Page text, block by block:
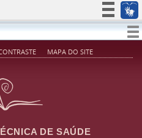
Simplifique!
Participe
MAPA DO SITE
DE SAÚDE